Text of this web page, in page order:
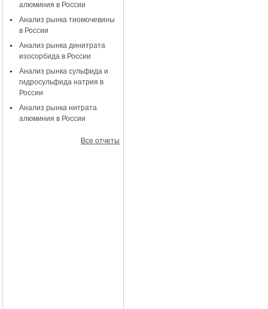
алюминия в России
Анализ рынка тиомочевины
в России
Анализ рынка динитрата
изосорбида в России
Анализ рынка сульфида и
гидросульфида натрия в
России
Анализ рынка нитрата
алюминия в России
Все отчеты